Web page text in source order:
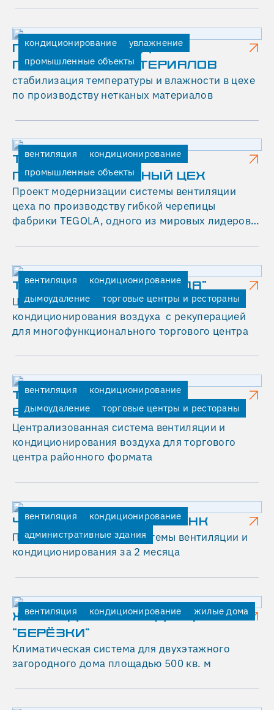
кондиционирование
увлажнение
промышленные объекты
ГЕКСА - ПРОИЗВОДСТВО
ПОЛИМЕРНЫХ МАТЕРИАЛОВ
стабилизация температуры и влажности в цехе
по производству нетканых материалов
вентиляция
кондиционирование
промышленные объекты
ТЕГОЛА РУФИНГ -
ПРОИЗВОДСТВЕННЫЙ ЦЕХ
Проект модернизации системы вентиляции
цеха по производству гибкой черепицы
фабрики TEGOLA, одного из мировых лидеров в
гидроизоляционных систем.
вентиляция
кондиционирование
дымоудаление
торговые центры и рестораны
ТОРГОВЫЙ ЦЕНТР "СРЕДА"
Централизованная система вентиляции и
кондиционирования воздуха с рекуперацией
для многофункционального торгового центра
вентиляция
кондиционирование
дымоудаление
торговые центры и рестораны
ТОРГОВЫЙ ЦЕНТР "W
БИРЮЛЕВСКАЯ"
Централизованная система вентиляции и
кондиционирования воздуха для торгового
центра районного формата
вентиляция
кондиционирование
административные здания
ЧАЙНА КОНСТРАКШН БАНК
Полная реконструкция системы вентиляции и
кондиционирования за 2 месяца
вентиляция кондиционирование жилые дома
ЖИЛОЙ ДОМ В РЕЗИДЕНЦИИ
"БЕРЁЗКИ"
Климатическая система для двухэтажного
загородного дома площадью 500 кв. м
Е
Н
Т
Р
"
И
Р
Ю
Л
Е
В
С
К
А
Я
Проект
централизованной
вентиляции
и
кондиционирования
торгового
районного
W
выполнен
в
2016
девяти
лет
работы
система
полностью
сохранила
работоспособность